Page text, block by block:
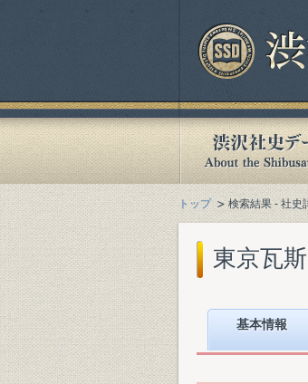
トップ 検索結果 - 社史
東京瓦
基本情報